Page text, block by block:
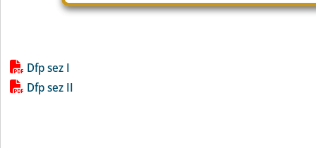
Lista allegati PDF alla notizia
Dfp sez I
Dfp sez II